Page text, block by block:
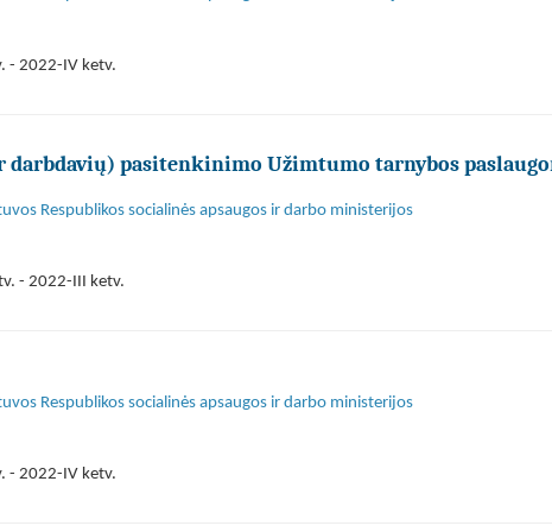
- 2022-IV ketv.
pasitenkinimo Užimtumo tarnybos
Respublikos socialinės apsaugos ir darbo ministerijos
- 2022-III ketv.
Respublikos socialinės apsaugos ir darbo ministerijos
- 2022-IV ketv.